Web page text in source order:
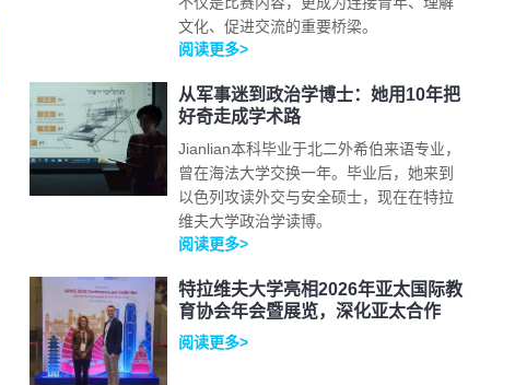
文化、促进交流的重要桥梁。
阅读更多>
从军事迷到政治学博士：她用10年把
好奇走成学术路
Jianlian本科毕业于北二外希伯来语专业，
曾在海法大学交换一年。毕业后，她来到
以色列攻读外交与安全硕士，现在在特拉
维夫大学政治学读博。
阅读更多>
特拉维夫大学亮相2026年亚太国际教
育协会年会暨展览，深化亚太合作
阅读更多>